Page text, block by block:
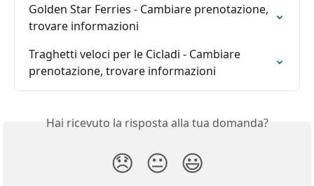
Golden Star Ferries - Cambiare prenotazione,
trovare informazioni
Traghetti veloci per le Cicladi - Cambiare
prenotazione, trovare informazioni
Hai ricevuto la risposta alla tua domanda?
😞 😐 😃